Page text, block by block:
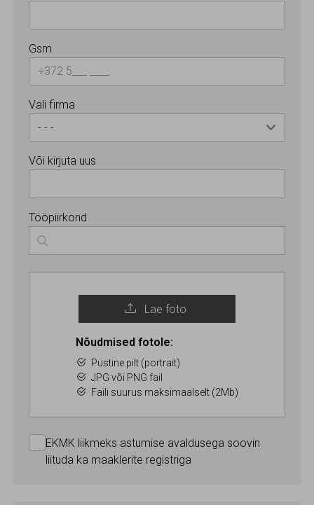
Gsm
Vali firma
Või kirjuta uus
Tööpiirkond
Lae foto
Nõudmised fotole:
Püstine pilt (portrait)
JPG või PNG fail
Faili suurus maksimaalselt (2Mb)
EKMK liikmeks astumise avaldusega soovin
liituda ka maaklerite registriga